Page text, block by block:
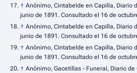
↑ Anónimo, Cintabelde en Capilla, Diario
junio de 1891. Consultado el 16 de
↑ Anónimo, Cintabelde en Capilla, Diario
junio de 1891. Consultado el 16 de
↑ Anónimo, Cintabelde en Capilla, Diario
junio de 1891. Consultado el 16 de
↑ Anónimo, Gacetillas - Funeral, Diario de